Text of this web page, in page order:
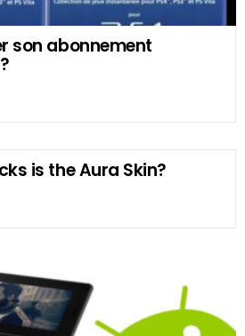
son abonnement
is the Aura Skin?